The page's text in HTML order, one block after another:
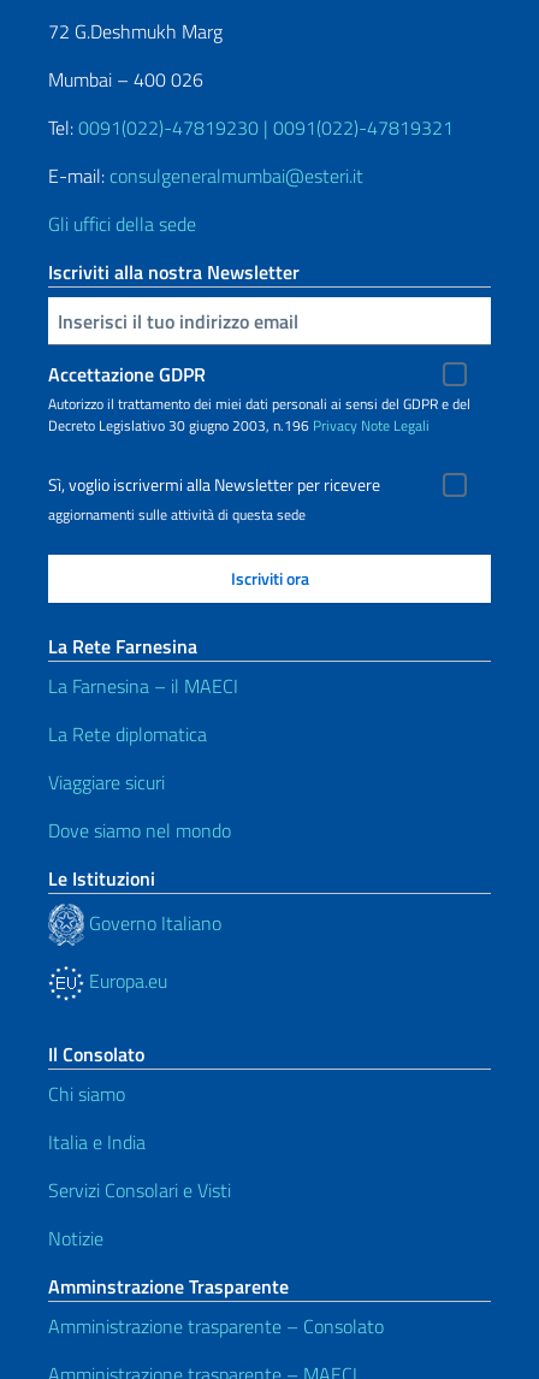
72 G.Deshmukh Marg
Mumbai – 400 026
Tel:0091(022)-47819230 | 0091(022)-47819321
E-mail: consulgeneralmumbai@esteri.it
Gli uffici della sede
Iscriviti alla nostra Newsletter
Inserisci la tua email
Accettazione GDPR
Autorizzo il trattamento dei miei dati personali ai sensi del GDPR e del
Decreto Legislativo 30 giugno 2003, n.196 Privacy Note Legali
Sì, voglio iscrivermi alla Newsletter per ricevere
aggiornamenti sulle attività di questa sede
La Rete Farnesina
La Farnesina – il MAECI
La Rete diplomatica
Viaggiare sicuri
Dove siamo nel mondo
Le Istituzioni
Governo Italiano
Europa.eu
Il Consolato
Chi siamo
Italia e India
Servizi Consolari e Visti
Notizie
Amminstrazione Trasparente
Amministrazione trasparente – Consolato